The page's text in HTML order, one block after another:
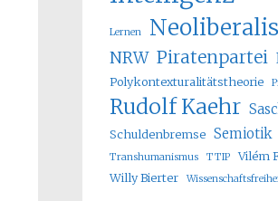
Lernen
NRW Piratenpartei
Polykontexturalitätstheorie
Rudolf Kaehr
Schuldenbremse Semiotik
Transhumanismus
TTIP
Vilém
Willy Bierter